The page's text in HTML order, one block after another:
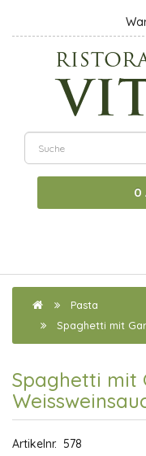
0
Pasta
Spaghetti mit
Spaghetti mit
Artikelnr. 578